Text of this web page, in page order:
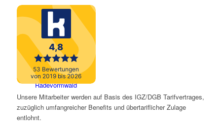
Haan
Radevormwald
Unsere Mitarbeiter werden auf Basis des IGZ/DGB Tarifvertrages,
zuzüglich umfangreicher Benefits und übertariflicher Zulage
entlohnt.